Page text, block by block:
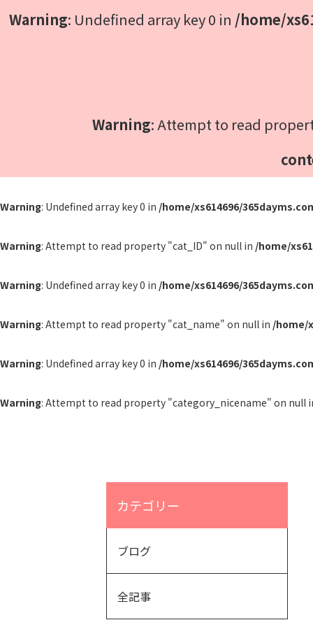
Warning: Undefined array key 0 in /home/
Warning: Attempt to read
Warning: Undefined array key 0 in /home/xs614696/
Warning: Attempt to read property "cat_ID" on null in /home/
Warning: Undefined array key 0 in /home/xs614696/
Warning: Attempt to read property "cat_name" on null in /home/
Warning: Undefined array key 0 in /home/xs614696/
Warning: Attempt to read property "category_nicename" on null
カテゴリー
ブログ
全記事